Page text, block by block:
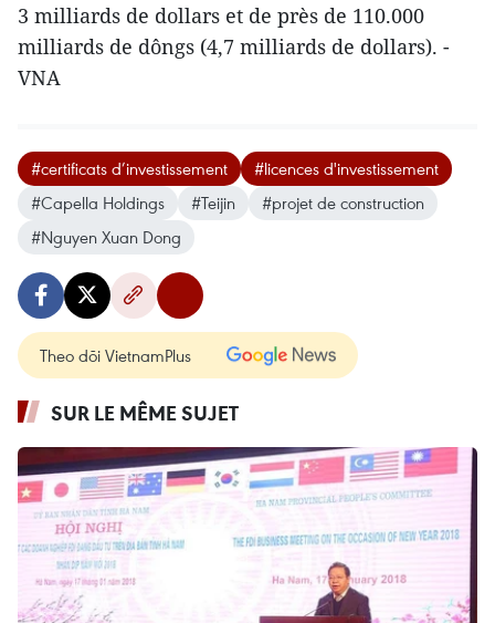
3 milliards de dollars et de près de 110.000
milliards de dôngs (4,7 milliards de dollars). -
VNA
#certificats d’investissement
#licences d'investissement
#Capella Holdings
#Teijin
#projet de construction
#Nguyen Xuan Dong
Theo dõi VietnamPlus
SUR LE MÊME SUJET